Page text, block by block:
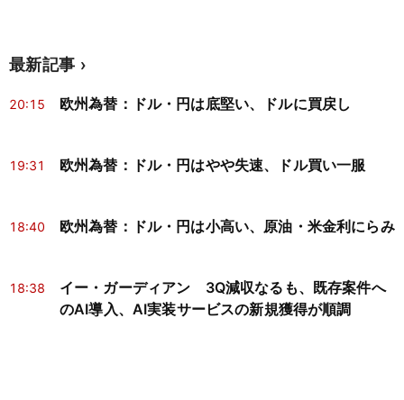
最新記事
20:15 欧州為替：ドル・円は底堅い、ドルに買戻し
19:31 欧州為替：ドル・円はやや失速、ドル買い一服
18:40 欧州為替：ドル・円は小高い、原油・米金利にらみ
18:38
イー・ガーディアン 3Q減収なるも、既存案件へ
のAI導入、AI実装サービスの新規獲得が順調